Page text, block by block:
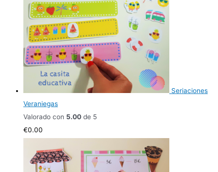
Seriaciones
Veraniegas
Valorado con 5.00 de 5
€0.00